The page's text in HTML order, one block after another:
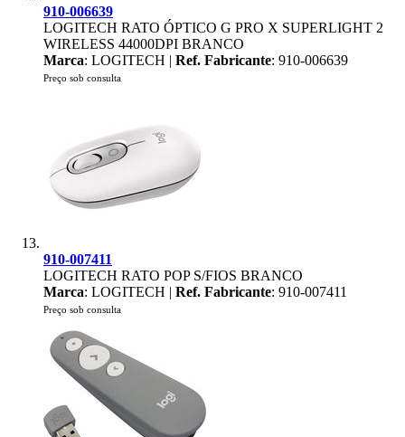
910-006639
LOGITECH RATO ÓPTICO G PRO X SUPERLIGHT 2
WIRELESS 44000DPI BRANCO
Marca: LOGITECH | Ref. Fabricante: 910-006639
Preço sob consulta
910-007411
LOGITECH RATO POP S/FIOS BRANCO
Marca: LOGITECH | Ref. Fabricante: 910-007411
Preço sob consulta